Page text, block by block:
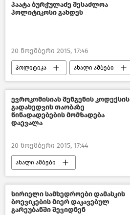
პაატა ბურჭულაძე შესაძლოა
პოლიტიკოსი გახდეს
20 ნოემბერი 2015, 17:46
პოლიტიკა ახალი ამბები
საქართველო
ევროკომისიას შენგენის კოდექსის
გადახედვის თაობაზე
წინადადებების მომზადება
დაევალა
20 ნოემბერი 2015, 17:44
ახალი ამბები
მსოფლიოს ახალი ამბები
სირიელი სამხედროები დამასკის
ბოევიკების მიერ დაკავებულ
გარეუბანში შევიდნენ